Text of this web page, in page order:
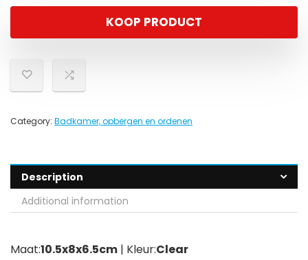
KOOP PRODUCT
Category: Badkamer, opbergen en ordenen
Description
Additional information
Maat:10.5x8x6.5cm | Kleur:Clear